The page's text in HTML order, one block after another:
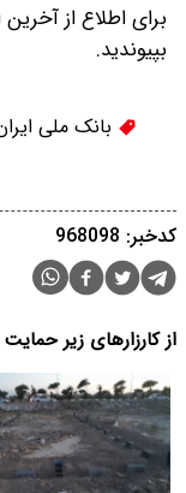
برای اطلاع از
بپیوندید.
بانک ملی
کدخبر: 968098
از کارزارهای زیر حمایت